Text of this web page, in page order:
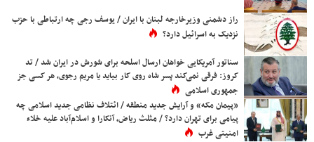
راز دشمنی وزیرخارجه لبنان با ایران / یوسف رجی چه ارتباطی با حزب
نزدیک به اسرائیل دارد؟
سناتور آمریکایی خواهان ارسال اسلحه برای شورش در ایران شد / تد
کروز: فرقی نمی‌کند پسر شاه روی کار بیاید یا مریم رجوی، هر کسی جز
جمهوری اسلامی
«پیمان مکه» و آرایش جدید منطقه / ائتلاف نظامی جدید اسلامی چه
پیامی برای تهران دارد؟ / مثلث ریاض، آنکارا و اسلام‌آباد علیه خلاء
امنیتی غرب